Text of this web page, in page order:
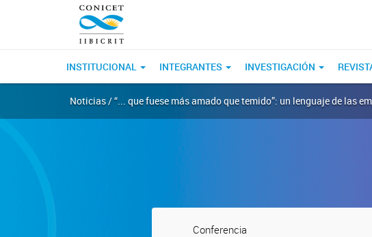
INSTITUCIONAL INTEGRANTES INVESTIGACIÓN
Noticias / “... que fuese más amado que temido”: un lenguaje de las
Conferencia